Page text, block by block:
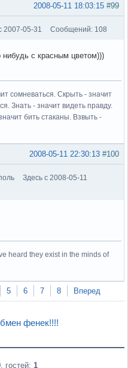
#99
2008-05-11 18:03:15
2007-05-31 Сообщений: 108
с красным цветом)))
сомневаться. Скрыть - значит
Знать - значит видеть правду.
бить стаканы. Взвыть -
#100
2008-05-11 22:30:13
Здесь с 2008-05-11
heard they exist in the minds of
5 6 7 8 Вперед
фенек!!!!
, гостей: 1